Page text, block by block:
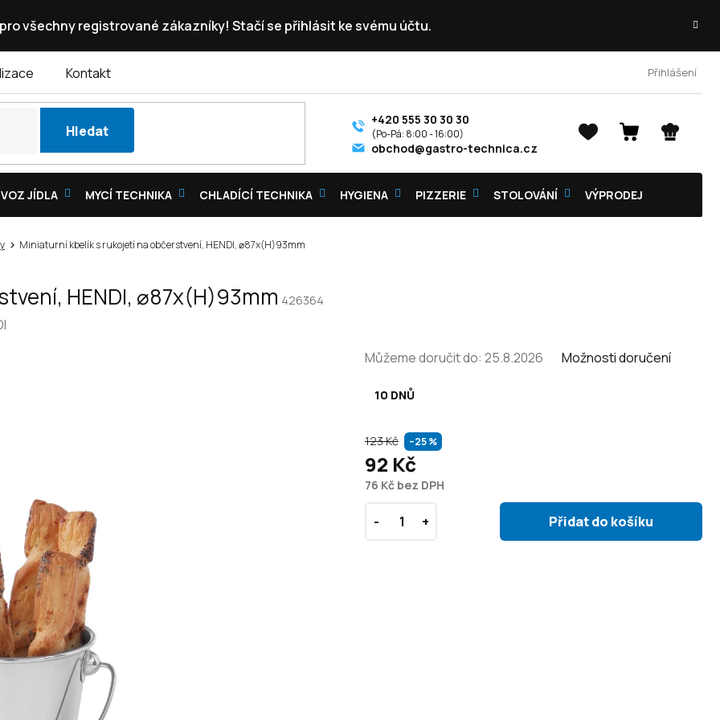
pro všechny registrované zákazníky! Stačí se přihlásit ke svému účtu.
Kontakt Přihlášení
Hledat
NÁKUPNÍ
+420 555 30 30 30
obchod@gastro-technica.cz
JÍDLA MYCÍ TECHNIKA CHLADÍCÍ TECHNIKA HYGIENA PIZZERIE STOLOVÁNÍ VÝPRODEJ
Miniaturní kbelík s rukojetí na občerstvení, HENDI, ⌀87x(H)93mm
HENDI, ⌀87x(H)93mm 426364
123 Kč –25 %
92 Kč
76 Kč bez DPH
10 DNŮ
Můžeme doručit do: 25.8.2026 Možnosti doručení
Přidat do košíku